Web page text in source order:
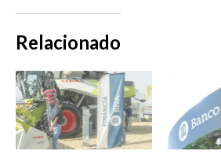
Relacionado